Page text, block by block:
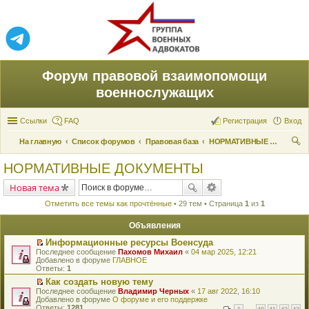
Форум правовой взаимопомощи
военнослужащих
Ссылки FAQ Вход
Регистрация
На главную Список форумов Правовая база
НОРМАТИВНЫЕ ДОКУМЕНТЫ
НОРМАТИВНЫЕ ДОКУМЕНТЫ
Новая тема
Отметить все темы как прочтённые• 29 тем • Страница 1 из 1
Объявления
П
е
р
е
й
т
и
Информационные ресурсы Военсуда
Последнее сообщение Пахомов Михаил « 04 мар 2025, 12:21
Добавлено в форуме ГЛАВНОЕ
Ответы: 1
П
е
р
Как создать новую тему
Последнее сообщение Владимир Черных « 17 авг 2022, 16:10
Добавлено в форуме О форуме и его поддержке